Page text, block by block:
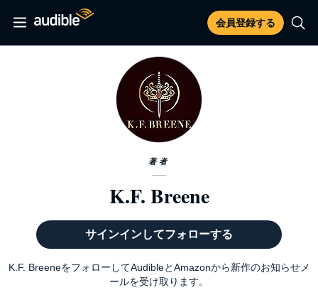
会員登録する
著者
K.F. Breene
サインインしてフォローする
K.F. BreeneをフォローしてAudibleとAmazonから新作のお知らせメ
ールを受け取ります。